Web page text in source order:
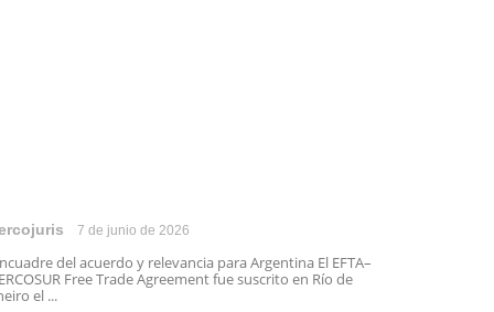
7 de junio de 2026
del acuerdo y relevancia para Argentina El EFTA–
Free Trade Agreement fue suscrito en Río de
el ...